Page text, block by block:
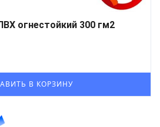
огнестойкий 300 гм2